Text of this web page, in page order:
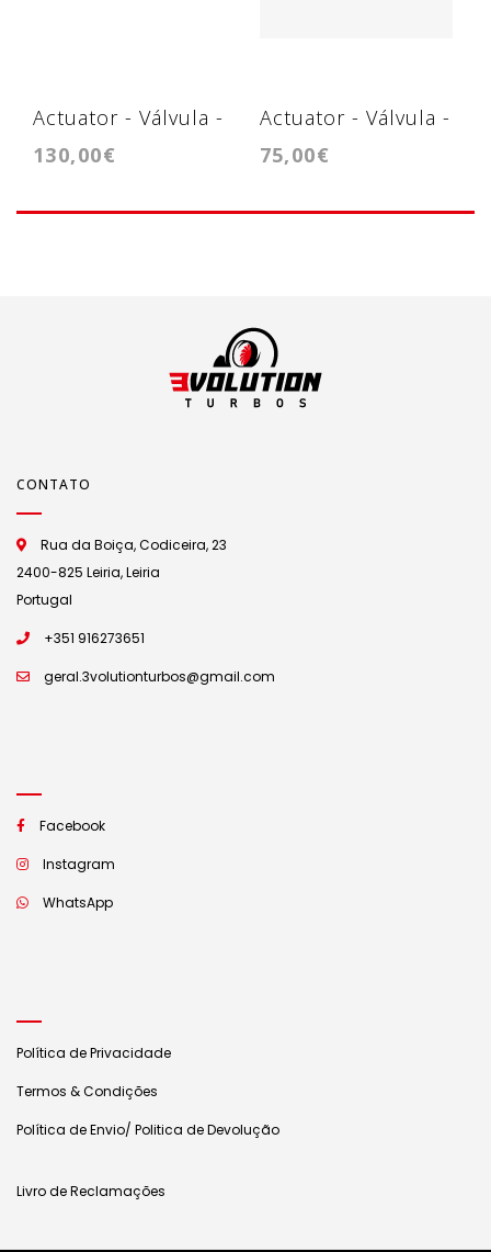
Actuator - Válvula -
BV35
130,00€
Actuator - Válvula -
VL20
75,00€
CONTATO
Rua da Boiça, Codiceira, 23
2400-825 Leiria, Leiria
Portugal
+351 916273651
geral.3volutionturbos@gmail.com
Facebook
Instagram
WhatsApp
Política de Privacidade
Termos & Condições
Política de Envio/ Politica de Devolução
Livro de Reclamações